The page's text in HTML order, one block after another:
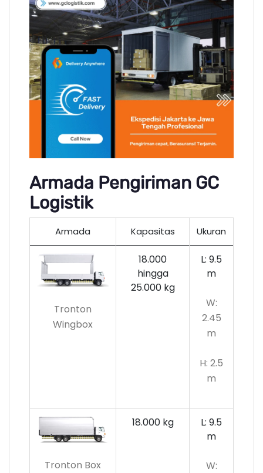
Armada Pengiriman GC
Logistik
Armada Kapasitas Ukuran
Tronton
Wingbox
18.000
hingga
25.000 kg
L: 9.5
m
W:
2.45
m
H: 2.5
m
Tronton Box
18.000 kg
L: 9.5
m
W: